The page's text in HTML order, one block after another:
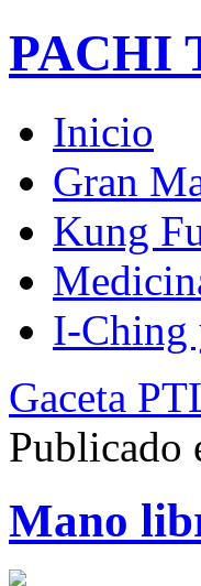
PACHI
Inicio
Gran
Kung
I-Ching
Gaceta
Publicado
Mano